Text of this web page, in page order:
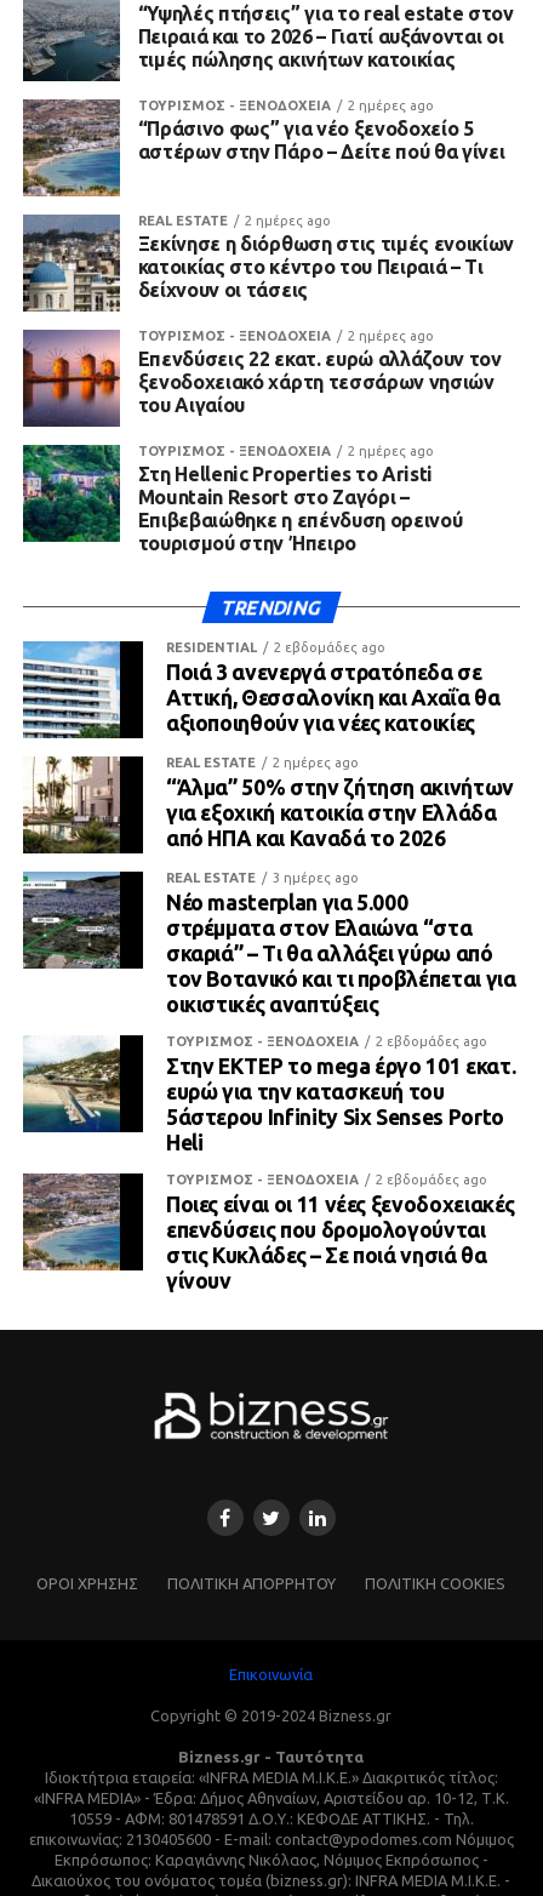
“Υψηλές πτήσεις” για το real estate στον
Πειραιά και το 2026 – Γιατί αυξάνονται οι
τιμές πώλησης ακινήτων κατοικίας
ΤΟΥΡΙΣΜΟΣ - ΞΕΝΟΔΟΧΕΙΑ 2 ημέρες ago
“Πράσινο φως” για νέο ξενοδοχείο 5
αστέρων στην Πάρο – Δείτε πού θα γίνει
REAL ESTATE 2 ημέρες ago
Ξεκίνησε η διόρθωση στις τιμές ενοικίων
κατοικίας στο κέντρο του Πειραιά – Τι
δείχνουν οι τάσεις
ΤΟΥΡΙΣΜΟΣ - ΞΕΝΟΔΟΧΕΙΑ 2 ημέρες ago
Επενδύσεις 22 εκατ. ευρώ αλλάζουν τον
ξενοδοχειακό χάρτη τεσσάρων νησιών
του Αιγαίου
ΤΟΥΡΙΣΜΟΣ - ΞΕΝΟΔΟΧΕΙΑ 2 ημέρες ago
Στη Hellenic Properties το Aristi
Mountain Resort στο Ζαγόρι –
Επιβεβαιώθηκε η επένδυση ορεινού
τουρισμού στην Ήπειρο
TRENDING
RESIDENTIAL 2 εβδομάδες ago
Ποιά 3 ανενεργά στρατόπεδα σε
Αττική, Θεσσαλονίκη και Αχαΐα θα
αξιοποιηθούν για νέες κατοικίες
REAL ESTATE 2 ημέρες ago
“Άλμα” 50% στην ζήτηση ακινήτων
για εξοχική κατοικία στην Ελλάδα
από ΗΠΑ και Καναδά το 2026
REAL ESTATE 3 ημέρες ago
Νέο masterplan για 5.000
στρέμματα στον Ελαιώνα “στα
σκαριά” – Τι θα αλλάξει γύρω από
τον Βοτανικό και τι προβλέπεται για
οικιστικές αναπτύξεις
ΤΟΥΡΙΣΜΟΣ - ΞΕΝΟΔΟΧΕΙΑ 2 εβδομάδες ago
Στην ΕΚΤΕΡ το mega έργο 101 εκατ.
ευρώ για την κατασκευή του
5άστερου Infinity Six Senses Porto
Heli
ΤΟΥΡΙΣΜΟΣ - ΞΕΝΟΔΟΧΕΙΑ 2 εβδομάδες ago
Ποιες είναι οι 11 νέες ξενοδοχειακές
επενδύσεις που δρομολογούνται
στις Κυκλάδες – Σε ποιά νησιά θα
γίνουν
ΌΡΟΙ ΧΡΗΣΗΣ ΠΟΛΙΤΙΚΗ ΑΠΟΡΡΗΤΟΥ ΠΟΛΙΤΙΚΗ COOKIES
Επικοινωνία
Copyright © 2019-2024 Bizness.gr
Bizness.gr - Ταυτότητα
Ιδιοκτήτρια εταιρεία: «INFRA MEDIA M.I.K.E.» Διακριτικός τίτλος:
«INFRA MEDIA» - Έδρα: Δήμος Αθηναίων, Αριστείδου αρ. 10-12, Τ.Κ.
10559 - ΑΦΜ: 801478591 Δ.Ο.Υ.: ΚΕΦΟΔΕ ΑΤΤΙΚΗΣ. - Τηλ.
επικοινωνίας: 2130405600 - E-mail: contact@ypodomes.com Νόμιμος
Εκπρόσωπος: Καραγιάννης Νικόλαος, Νόμιμος Εκπρόσωπος -
Δικαιούχος του ονόματος τομέα (bizness.gr): INFRA MEDIA M.I.K.E. -